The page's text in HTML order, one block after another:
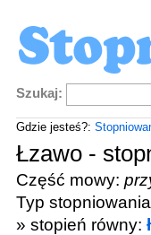
Szukaj:
Gdzie jesteś?:
Łzawo -
Część mowy:
Typ
» stopień równy: